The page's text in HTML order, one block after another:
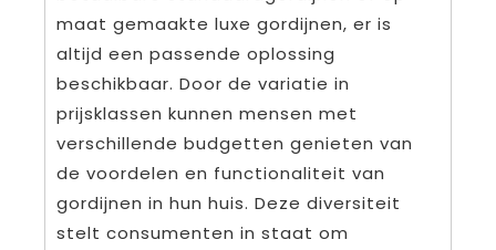
maat gemaakte luxe gordijnen, er is
altijd een passende oplossing
beschikbaar. Door de variatie in
prijsklassen kunnen mensen met
verschillende budgetten genieten van
de voordelen en functionaliteit van
gordijnen in hun huis. Deze diversiteit
stelt consumenten in staat om